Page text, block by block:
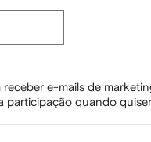
e-mails de
participação quando